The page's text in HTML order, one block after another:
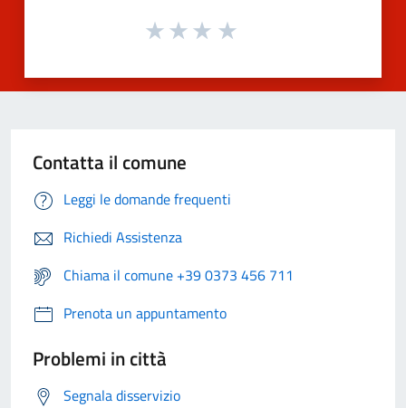
Contatta il comune
Leggi le domande frequenti
Richiedi Assistenza
Chiama il comune +39 0373 456 711
Prenota un appuntamento
Problemi in città
Segnala disservizio